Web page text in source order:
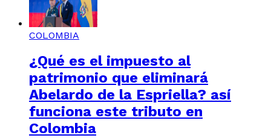
COLOMBIA
¿Qué es el impuesto al
patrimonio que eliminará
Abelardo de la Espriella? así
funciona este tributo en
Colombia